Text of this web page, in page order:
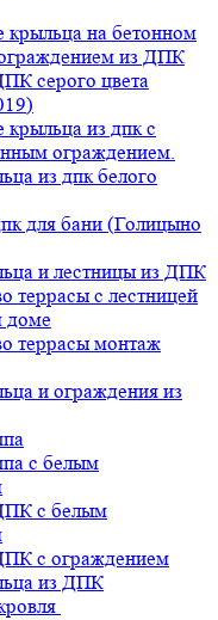
крыльца на бетонном
из ДПК
серого цвета
крыльца из дпк с
ограждением.
из дпк белого
для бани (Голицыно
и лестницы из ДПК
террасы с лестницей
доме
террасы монтаж
и ограждения из
с белым
с белым
с ограждением
из ДПК